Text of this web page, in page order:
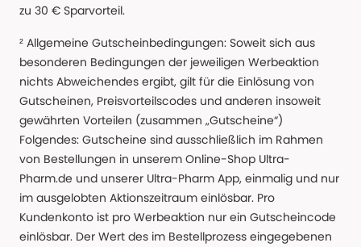
zu 30 € Sparvorteil.
² Allgemeine Gutscheinbedingungen: Soweit sich aus
besonderen Bedingungen der jeweiligen Werbeaktion
nichts Abweichendes ergibt, gilt für die Einlösung von
Gutscheinen, Preisvorteilscodes und anderen insoweit
gewährten Vorteilen (zusammen „Gutscheine“)
Folgendes: Gutscheine sind ausschließlich im Rahmen
von Bestellungen in unserem Online-Shop Ultra-
Pharm.de und unserer Ultra-Pharm App, einmalig und nur
im ausgelobten Aktionszeitraum einlösbar. Pro
Kundenkonto ist pro Werbeaktion nur ein Gutscheincode
einlösbar. Der Wert des im Bestellprozess eingegebenen